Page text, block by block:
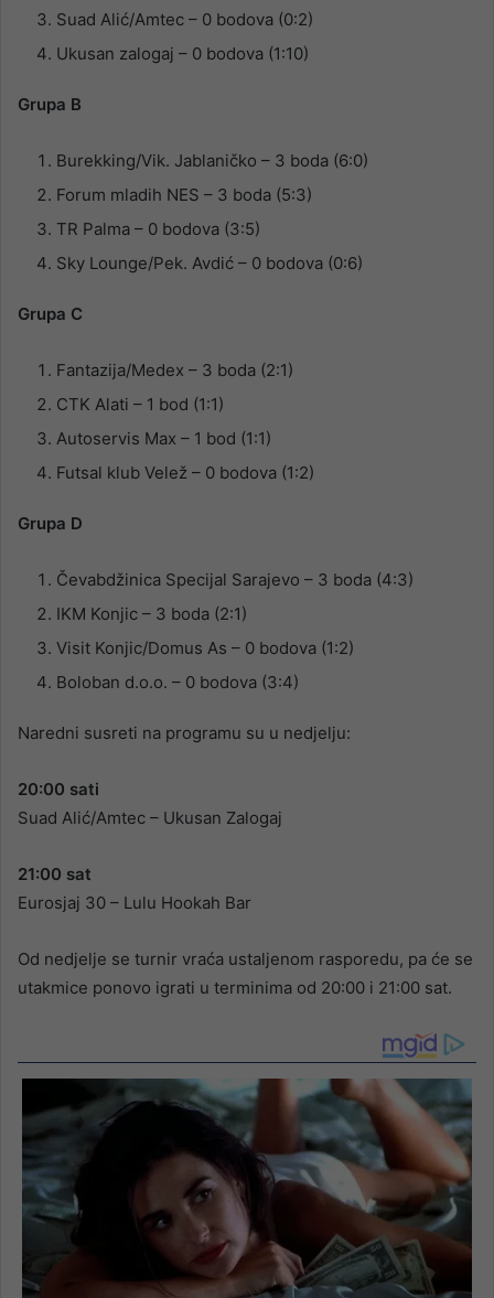
Suad Alić/Amtec – 0 bodova (0:2)
Ukusan zalogaj – 0 bodova (1:10)
Grupa B
Burekking/Vik. Jablaničko – 3 boda (6:0)
Forum mladih NES – 3 boda (5:3)
TR Palma – 0 bodova (3:5)
Sky Lounge/Pek. Avdić – 0 bodova (0:6)
Grupa C
Fantazija/Medex – 3 boda (2:1)
CTK Alati – 1 bod (1:1)
Autoservis Max – 1 bod (1:1)
Futsal klub Velež – 0 bodova (1:2)
Grupa D
Čevabdžinica Specijal Sarajevo – 3 boda (4:3)
IKM Konjic – 3 boda (2:1)
Visit Konjic/Domus As – 0 bodova (1:2)
Boloban d.o.o. – 0 bodova (3:4)
Naredni susreti na programu su u nedjelju:
20:00 sati
Suad Alić/Amtec – Ukusan Zalogaj
21:00 sat
Eurosjaj 30 – Lulu Hookah Bar
Od nedjelje se turnir vraća ustaljenom rasporedu, pa će se
utakmice ponovo igrati u terminima od 20:00 i 21:00 sat.